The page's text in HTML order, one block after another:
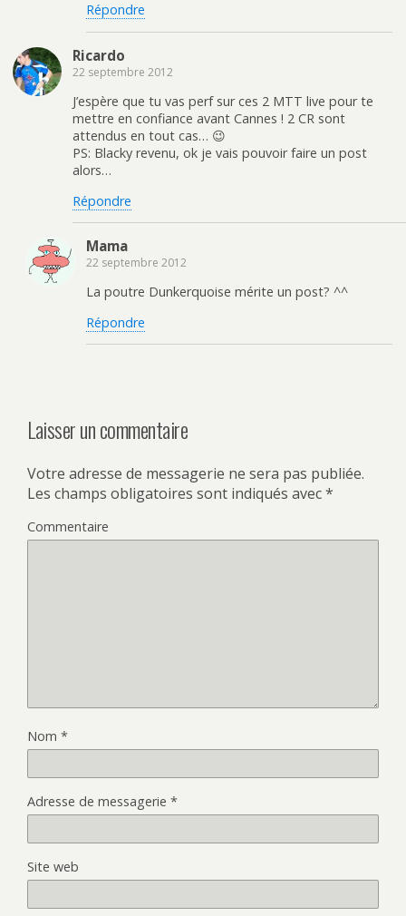
Répondre
Ricardo
22 septembre 2012
J’espère que tu vas perf sur ces 2 MTT live pour te
mettre en confiance avant Cannes ! 2 CR sont
attendus en tout cas… 😉
PS: Blacky revenu, ok je vais pouvoir faire un post
alors…
Répondre
Mama
22 septembre 2012
La poutre Dunkerquoise mérite un post? ^^
Répondre
Laisser un commentaire
Votre adresse de messagerie ne sera pas publiée.
Les champs obligatoires sont indiqués avec*
Commentaire
Nom *
Adresse de messagerie *
Site web